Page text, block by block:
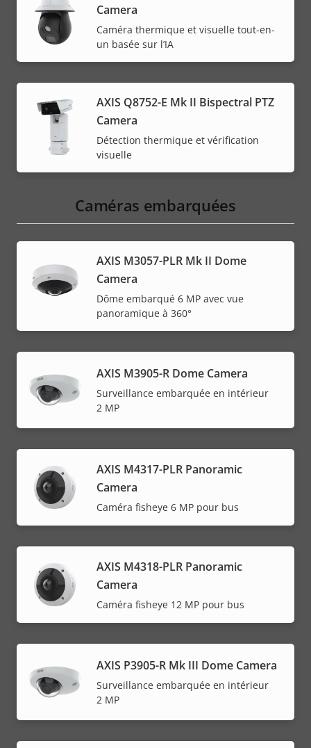
Camera
Caméra thermique et visuelle tout-en-
un basée sur l’IA
AXIS Q8752-E Mk II Bispectral PTZ
Camera
Détection thermique et vérification
visuelle
Caméras embarquées
AXIS M3057-PLR Mk II Dome
Camera
Dôme embarqué 6 MP avec vue
panoramique à 360°
AXIS M3905-R Dome Camera
Surveillance embarquée en intérieur
2 MP
AXIS M4317-PLR Panoramic
Camera
Caméra fisheye 6 MP pour bus
AXIS M4318-PLR Panoramic
Camera
Caméra fisheye 12 MP pour bus
AXIS P3905-R Mk III Dome Camera
Surveillance embarquée en intérieur
2 MP